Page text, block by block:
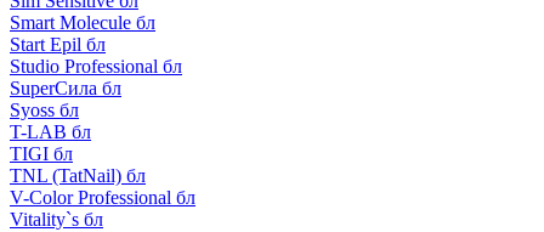
Smart Molecule бл
Start Epil бл
Studio Professional бл
SuperСила бл
Syoss бл
T-LAB бл
TIGI бл
TNL (TatNail) бл
V-Color Professional бл
Vitality`s бл